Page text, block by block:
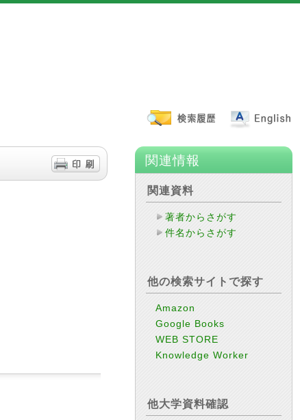
関連情報
関連資料
著者からさがす
件名からさがす
他の検索サイトで探す
Amazon
Google Books
WEB STORE
Knowledge Worker
他大学資料確認